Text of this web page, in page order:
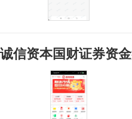
诚信资本国财证券资